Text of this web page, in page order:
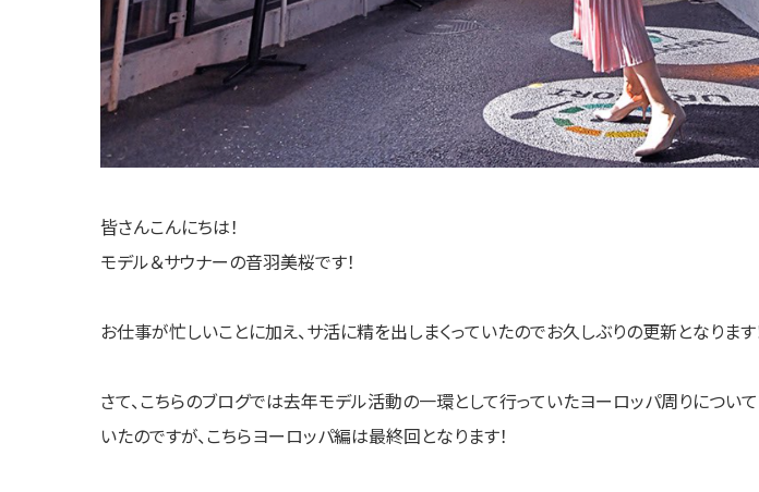
皆さんこんにちは！
モデル＆サウナーの音羽美桜です！
お仕事が忙しいことに加え、サ活に精を出しまくっていたのでお久しぶりの更新となります
さて、こちらのブログでは去年モデル活動の一環として行っていたヨーロッパ周りについ
いたのですが、こちらヨーロッパ編は最終回となります！